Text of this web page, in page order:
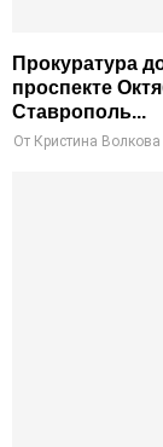
Прокуратура
проспекте
Ставрополь...
От Кристина Волкова